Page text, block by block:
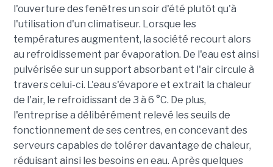
l'ouverture des fenêtres un soir d'été plutôt qu'à
l'utilisation d'un climatiseur. Lorsque les
températures augmentent, la société recourt alors
au refroidissement par évaporation. De l'eau est ainsi
pulvérisée sur un support absorbant et l'air circule à
travers celui-ci. L'eau s'évapore et extrait la chaleur
de l'air, le refroidissant de 3 à 6 °C. De plus,
l'entreprise a délibérément relevé les seuils de
fonctionnement de ses centres, en concevant des
serveurs capables de tolérer davantage de chaleur,
réduisant ainsi les besoins en eau. Après quelques